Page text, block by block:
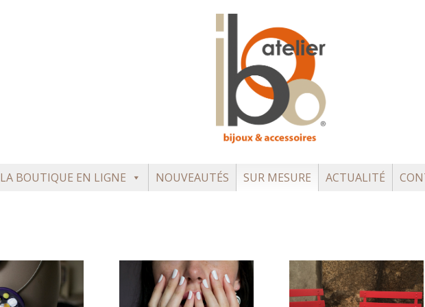
LA BOUTIQUE EN LIGNE NOUVEAUTÉS SUR MESURE ACTUALITÉ